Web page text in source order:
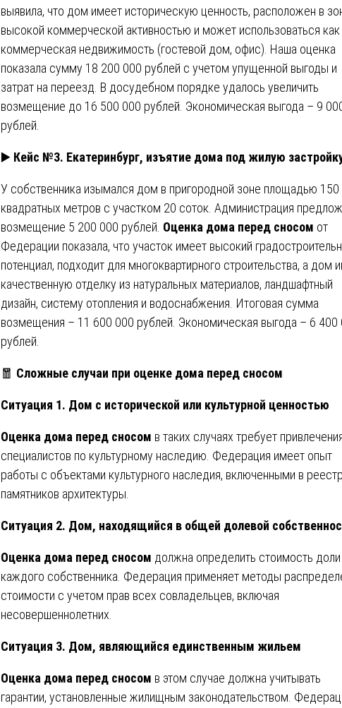
выявила, что дом имеет историческую ценность, расположен в
высокой коммерческой активностью и может использоваться как
коммерческая недвижимость (гостевой дом, офис). Наша оценка
показала сумму 18 200 000 рублей с учетом упущенной выгоды и
затрат на переезд. В досудебном порядке удалось увеличить
возмещение до 16 500 000 рублей. Экономическая выгода – 9
рублей.
▶️ Кейс №3. Екатеринбург, изъятие дома под жилую
У собственника изымался дом в пригородной зоне площадью 150
квадратных метров с участком 20 соток. Администрация
возмещение 5 200 000 рублей. Оценка дома перед сносом от
Федерации показала, что участок имеет высокий
потенциал, подходит для многоквартирного строительства, а дом
качественную отделку из натуральных материалов, ландшафтный
дизайн, систему отопления и водоснабжения. Итоговая сумма
возмещения – 11 600 000 рублей. Экономическая выгода – 6 400
рублей.
🧧 Сложные случаи при оценке дома перед сносом
Ситуация 1. Дом с исторической или культурной ценностью
Оценка дома перед сносом в таких случаях требует
специалистов по культурному наследию. Федерация имеет опыт
работы с объектами культурного наследия, включенными в реестр
памятников архитектуры.
Ситуация 2. Дом, находящийся в общей долевой
Оценка дома перед сносом должна определить стоимость доли
каждого собственника. Федерация применяет методы
стоимости с учетом прав всех совладельцев, включая
несовершеннолетних.
Ситуация 3. Дом, являющийся единственным жильем
Оценка дома перед сносом в этом случае должна учитывать
гарантии, установленные жилищным законодательством.